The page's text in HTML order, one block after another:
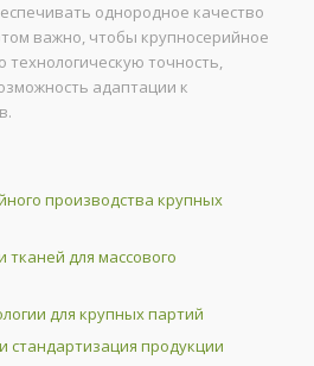
однородное качество
важно, чтобы крупносерийное
технологическую точность,
адаптации к
производства крупных
для массового
для крупных партий
стандартизация продукции